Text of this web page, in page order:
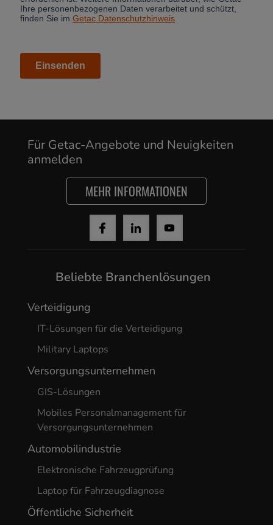
Für Getac-Angebote und Neuigkeiten
anmelden
MEHR INFORMATIONEN
Beliebte Branchenlösungen
Verteidigung
IT-Lösungen für die Verteidigung
Military Laptops
Versorgungsunternehmen
GIS-Lösungen
Mobiles Personalmanagement für
Versorgungsunternehmen
Automobilindustrie
Elektronische Fahrzeugprüfung
Laptop für Fahrzeugdiagnose
Öffentliche Sicherheit